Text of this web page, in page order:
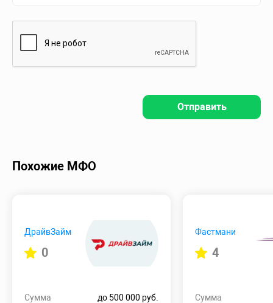
Отправить
Похожие МФО
ДрайвЗайм
0
Сумма до 500 000 руб.
Фастмани
4
Сумма